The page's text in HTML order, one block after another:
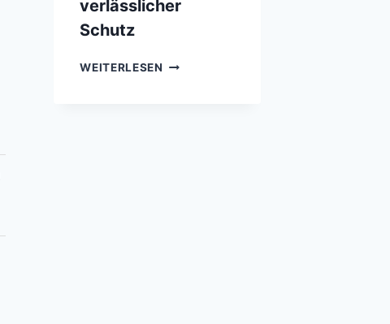
verlässlicher
Schutz
WEITERLESEN GROSSE W